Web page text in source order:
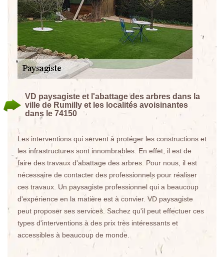
VD paysagiste et l'abattage des arbres dans la
ville de Rumilly et les localités avoisinantes
dans le 74150
Les interventions qui servent à protéger les constructions et
les infrastructures sont innombrables. En effet, il est de
faire des travaux d'abattage des arbres. Pour nous, il est
nécessaire de contacter des professionnels pour réaliser
ces travaux. Un paysagiste professionnel qui a beaucoup
d'expérience en la matière est à convier. VD paysagiste
peut proposer ses services. Sachez qu'il peut effectuer ces
types d'interventions à des prix très intéressants et
accessibles à beaucoup de monde.